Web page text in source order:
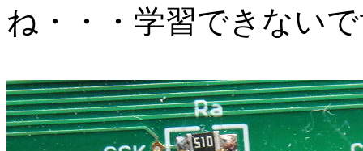
ね・・・学習できない